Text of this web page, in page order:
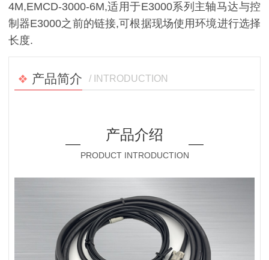
4M,EMCD-3000-6M,适用于E3000系列主轴马达与控
制器E3000之前的链接,可根据现场使用环境进行选择
长度.
产品简介 / INTRODUCTION
产品介绍
PRODUCT INTRODUCTION